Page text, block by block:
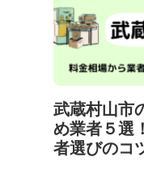
武蔵村山市
め業者５選
者選びのコ